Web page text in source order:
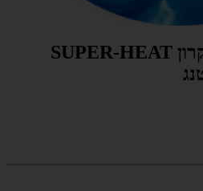
כיסוי סולארי 600 מיקרון SUPER-HEAT